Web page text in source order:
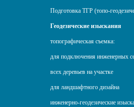
Подготовка ТГР (топо-
Геодезические изыскания
топографическая съемка:
для подключения инженерных
всех деревьев на участке
для ландшафтного дизайна
инженерно-геодезические